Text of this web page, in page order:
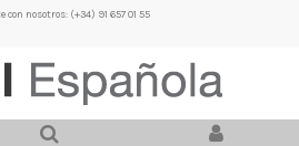
con nosotros: (+34) 91 657 01 55